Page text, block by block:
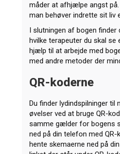
måder at afhjælpe angst
man behøver indrette sit liv
I slutningen af bogen finder
hvilke terapeuter du skal se
hjælp til at arbejde med
med andre metoder der
QR-koderne
Du finder lydindspilninger til
øvelser ved at bruge QR-
samme gælder for bogens
ned på din telefon med QR-
hente skemaerne ned på